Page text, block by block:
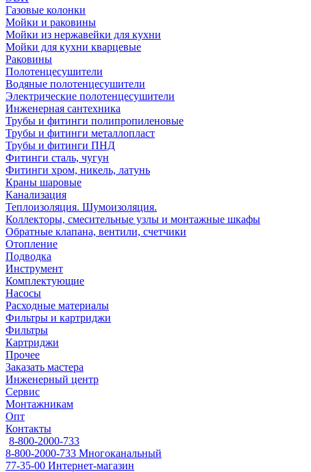
Газовые колонки
Мойки и раковины
Мойки из нержавейки для кухни
Мойки для кухни кварцевые
Раковины
Полотенцесушители
Водяные полотенцесушители
Электрические полотенцесушители
Инженерная сантехника
Трубы и фитинги полипропиленовые
Трубы и фитинги металлопласт
Трубы и фитинги ПНД
Фитинги сталь, чугун
Фитинги хром, никель, латунь
Краны шаровые
Канализация
Теплоизоляция. Шумоизоляция.
Коллекторы, смесительные узлы и монтажные шкафы
Обратные клапана, вентили, счетчики
Отопление
Подводка
Инструмент
Комплектующие
Насосы
Расходные материалы
Фильтры и картриджи
Фильтры
Картриджи
Прочее
Заказать мастера
Инженерный центр
Сервис
Монтажникам
Опт
Контакты
8-800-2000-733
8-800-2000-733 Многоканальный
77-35-00 Интернет-магазин